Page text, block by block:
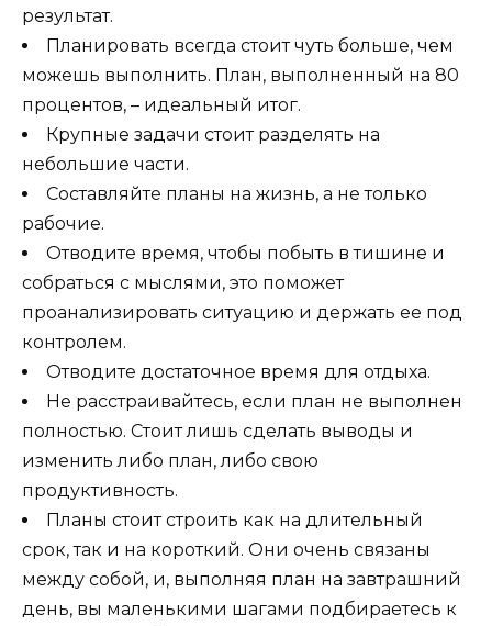
результат.
Планировать всегда стоит чуть больше, чем
можешь выполнить. План, выполненный на 80
процентов, – идеальный итог.
Крупные задачи стоит разделять на
небольшие части.
Составляйте планы на жизнь, а не только
рабочие.
Отводите время, чтобы побыть в тишине и
собраться с мыслями, это поможет
проанализировать ситуацию и держать ее под
контролем.
Отводите достаточное время для отдыха.
Не расстраивайтесь, если план не выполнен
полностью. Стоит лишь сделать выводы и
изменить либо план, либо свою
продуктивность.
Планы стоит строить как на длительный
срок, так и на короткий. Они очень связаны
между собой, и, выполняя план на завтрашний
день, вы маленькими шагами подбираетесь к